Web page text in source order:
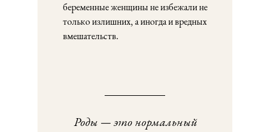
беременные женщины не избежали не
только излишних, а иногда и вредных
вмешательств.
Роды — это нормальный